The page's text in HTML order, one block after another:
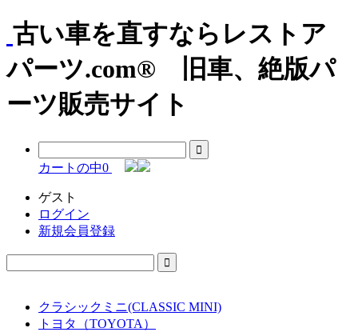
古い車を直すならレストア
パーツ.com® 旧車、絶版パ
ーツ販売サイト
カートの中0
ゲスト
ログイン
新規会員登録
クラシックミニ(CLASSIC MINI)
トヨタ（TOYOTA）